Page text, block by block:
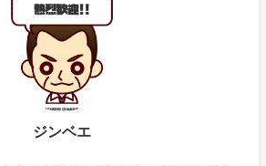
ジンベエ